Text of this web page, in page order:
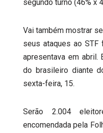
segundo turno (46% x
Vai também mostrar
seus ataques ao
apresentava em abril.
do brasileiro diante
sexta-feira, 15.
Serão 2.004
encomendada pela